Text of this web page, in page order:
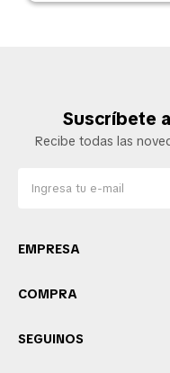
Suscríbete
Recibe todas las
EMPRESA
COMPRA
SEGUINOS